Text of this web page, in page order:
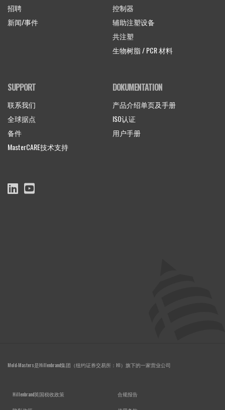
招聘
新闻/事件
SUPPORT
联系我们
全球据点
备件
MasterCARE技术支持
控制器
辅助注塑设备
共注塑
生物树脂 / PCR 材料
DOKUMENTATION
产品介绍单页及手册
ISO认证
用户手册
Mold-Masters是Hillenbrand集团（纽约证券交易所：HI）旗下的一家营业公司
FOOTER MENU
Hillenbrand英国税收政策 合规报告